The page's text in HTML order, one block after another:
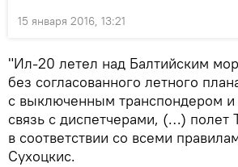
15 января 2016, 13:21
"Ил-20 летел над Балтийским
без согласованного летного
с выключенным транспондером
связь с диспетчерами, (…) полет
в соответствии со всеми
Сухоцкис.